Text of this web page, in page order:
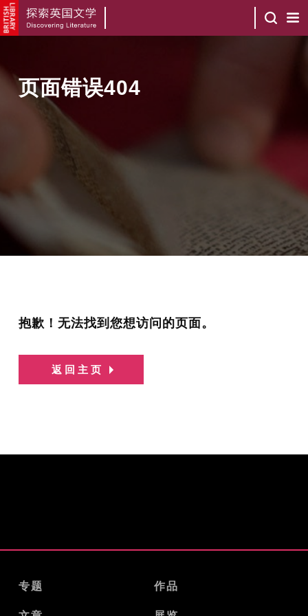
页面错误404
抱歉！无法找到您想访问的页面。
返回主页
专题 作品